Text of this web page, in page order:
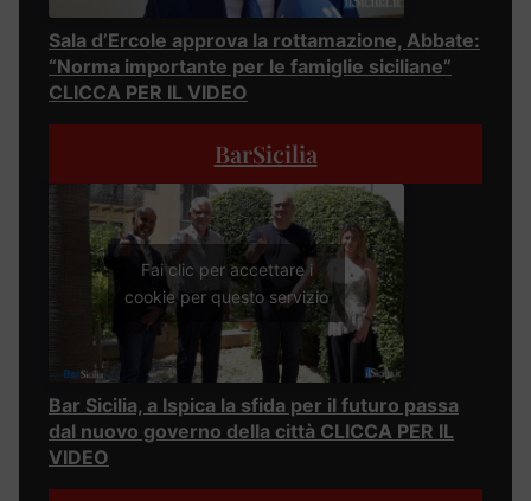
Sala d’Ercole approva la rottamazione, Abbate:
“Norma importante per le famiglie siciliane”
CLICCA PER IL VIDEO
BarSicilia
Fai clic per accettare i
cookie per questo servizio
Bar Sicilia, a Ispica la sfida per il futuro passa
dal nuovo governo della città CLICCA PER IL
VIDEO